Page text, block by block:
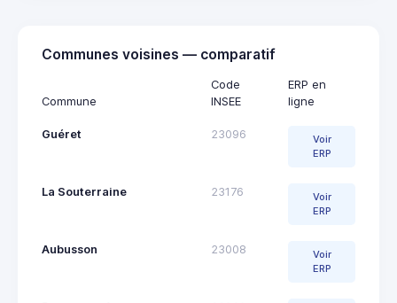
Communes voisines — comparatif
Commune
Code
INSEE
ERP en
ligne
Guéret 23096
Voir
ERP
La Souterraine 23176
Voir
ERP
Aubusson 23008
Voir
ERP